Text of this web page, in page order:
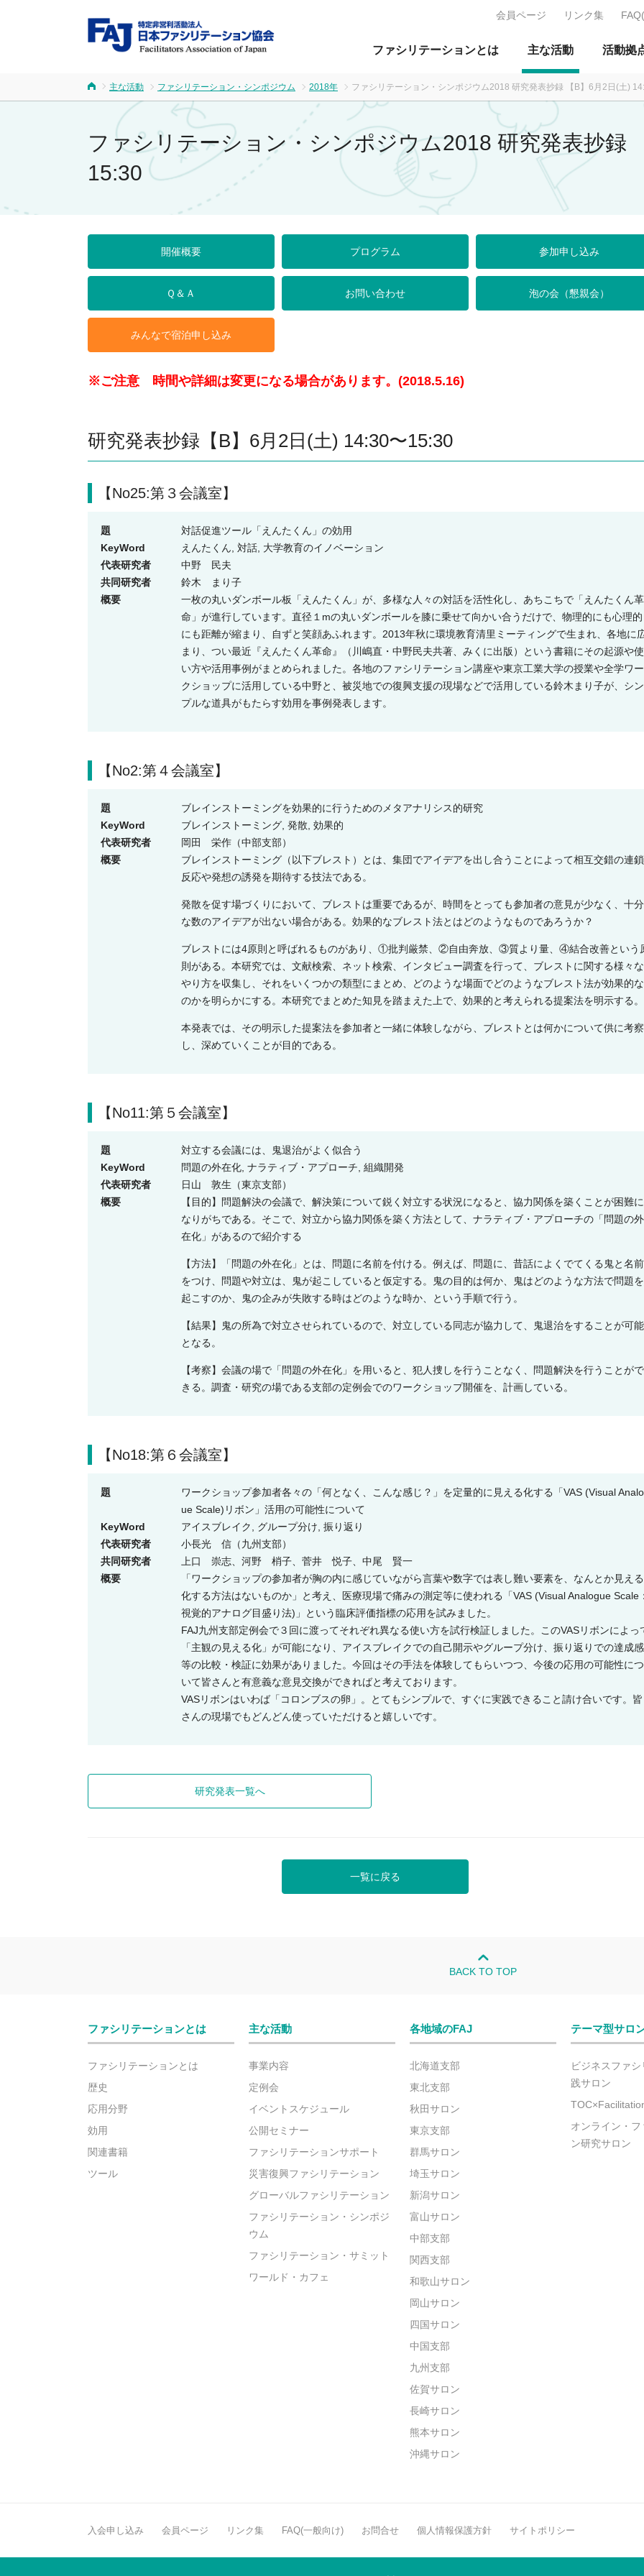
ファシリテーションとは 主な活動 活動拠
会員ページ リンク集
主な活動 ファシリテーション・シンポジウム 2018年 ファシリテーション・シンポジウム2018 研究発表抄録 【B】6月2日(土)
ファシリテーション・シンポジウム2018 研究発表抄録
15:30
開催概要 プログラム 参加申し込み
Ｑ＆Ａ お問い合わせ 泡の会（懇親会）
みんなで宿泊申し込み
※ご注意 時間や詳細は変更になる場合があります。(2018.5.16)
研究発表抄録【B】6月2日(土) 14:30〜15:30
【No25:第３会議室】
題
対話促進ツール「えんたくん」の効用
KeyWord
えんたくん, 対話, 大学教育のイノベーション
代表研究者
中野 民夫
共同研究者
鈴木 まり子
概要
一枚の丸いダンボール板「えんたくん」が、多様な人々の対話を活性化し、あちこちで「えんたくん革
命」が進行しています。直径１mの丸いダンボールを膝に乗せて向かい合うだけで、物理的にも心理的
にも距離が縮まり、自ずと笑顔あふれます。2013年秋に環境教育清里ミーティングで生まれ、各地に
まり、つい最近『えんたくん革命』（川嶋直・中野民夫共著、みくに出版）という書籍にその起源や使
い方や活用事例がまとめられました。各地のファシリテーション講座や東京工業大学の授業や全学ワー
クショップに活用している中野と、被災地での復興支援の現場などで活用している鈴木まり子が、シン
プルな道具がもたらす効用を事例発表します。
【No2:第４会議室】
題
ブレインストーミングを効果的に行うためのメタアナリシス的研究
KeyWord
ブレインストーミング, 発散, 効果的
代表研究者
岡田 栄作（中部支部）
概要
ブレインストーミング（以下ブレスト）とは、集団でアイデアを出し合うことによって相互交錯の連鎖
反応や発想の誘発を期待する技法である。
発散を促す場づくりにおいて、ブレストは重要であるが、時間をとっても参加者の意見が少なく、十分
な数のアイデアが出ない場合がある。効果的なブレスト法とはどのようなものであろうか？
ブレストには4原則と呼ばれるものがあり、①批判厳禁、②自由奔放、③質より量、④結合改善という
則がある。本研究では、文献検索、ネット検索、インタビュー調査を行って、ブレストに関する様々な
やり方を収集し、それをいくつかの類型にまとめ、どのような場面でどのようなブレスト法が効果的な
のかを明らかにする。本研究でまとめた知見を踏まえた上で、効果的と考えられる提案法を明示する。
本発表では、その明示した提案法を参加者と一緒に体験しながら、ブレストとは何かについて供に考察
し、深めていくことが目的である。
【No11:第５会議室】
題
対立する会議には、鬼退治がよく似合う
KeyWord
問題の外在化, ナラティブ・アプローチ, 組織開発
代表研究者
日山 敦生（東京支部）
概要
【目的】問題解決の会議で、解決策について鋭く対立する状況になると、協力関係を築くことが困難に
なりがちである。そこで、対立から協力関係を築く方法として、ナラティブ・アプローチの「問題の外
在化」があるので紹介する
【方法】「問題の外在化」とは、問題に名前を付ける。例えば、問題に、昔話によくでてくる鬼と名前
をつけ、問題や対立は、鬼が起こしていると仮定する。鬼の目的は何か、鬼はどのような方法で問題を
起こすのか、鬼の企みが失敗する時はどのような時か、という手順で行う。
【結果】鬼の所為で対立させられているので、対立している同志が協力して、鬼退治をすることが可能
となる。
【考察】会議の場で「問題の外在化」を用いると、犯人捜しを行うことなく、問題解決を行うことがで
きる。調査・研究の場である支部の定例会でのワークショップ開催を、計画している。
【No18:第６会議室】
題
ワークショップ参加者各々の「何となく、こんな感じ？」を定量的に見える化する「VAS (Visual
ue Scale)リボン」活用の可能性について
KeyWord
アイスブレイク, グループ分け, 振り返り
代表研究者
小長光 信（九州支部）
共同研究者
上口 崇志、河野 梢子、菅井 悦子、中尾 賢一
概要
「ワークショップの参加者が胸の内に感じていながら言葉や数字では表し難い要素を、なんとか見える
化する方法はないものか」と考え、医療現場で痛みの測定等に使われる「VAS (Visual Analogue Scale
視覚的アナログ目盛り法)」という臨床評価指標の応用を試みました。
FAJ九州支部定例会で３回に渡ってそれぞれ異なる使い方を試行検証しました。このVASリボンによっ
「主観の見える化」が可能になり、アイスブレイクでの自己開示やグループ分け、振り返りでの達成感
等の比較・検証に効果がありました。今回はその手法を体験してもらいつつ、今後の応用の可能性につ
いて皆さんと有意義な意見交換ができればと考えております。
VASリボンはいわば「コロンブスの卵」。とてもシンプルで、すぐに実践できること請け合いです。皆
さんの現場でもどんどん使っていただけると嬉しいです。
研究発表一覧へ
一覧に戻る
BACK TO TOP
ファシリテーションとは
ファシリテーションとは
歴史
応用分野
効用
関連書籍
ツール
主な活動
事業内容
定例会
イベントスケジュール
公開セミナー
ファシリテーションサポート
災害復興ファシリテーション
グローバルファシリテーション
ファシリテーション・シンポジ
ウム
ファシリテーション・サミット
ワールド・カフェ
各地域のFAJ
北海道支部
東北支部
秋田サロン
東京支部
群馬サロン
埼玉サロン
新潟サロン
富山サロン
中部支部
関西支部
和歌山サロン
岡山サロン
四国サロン
中国支部
九州支部
佐賀サロン
長崎サロン
熊本サロン
沖縄サロン
テーマ型サロ
ビジネスファ
践サロン
オンライン・
ン研究サロン
入会申し込み 会員ページ リンク集 FAQ(一般向け) お問合せ 個人情報保護方針 サイトポリシー